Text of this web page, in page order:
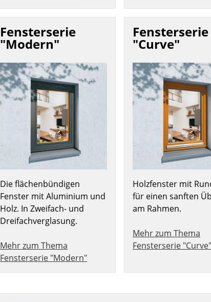
Fensterserie
"Modern"
Die flächenbündigen
Fenster mit Aluminium und
Holz. In Zweifach- und
Dreifachverglasung.
Mehr zum Thema
Fensterserie "Modern"
Fensterserie
"Curve"
Holzfenster mit
für einen sanften
am Rahmen.
Mehr zum Thema
Fensterserie "Curve"